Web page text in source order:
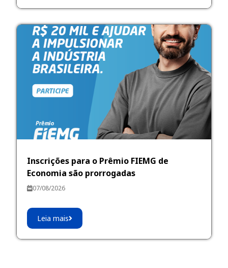
Inscrições para o Prêmio FIEMG de
Economia são prorrogadas
07/08/2026
Leia mais